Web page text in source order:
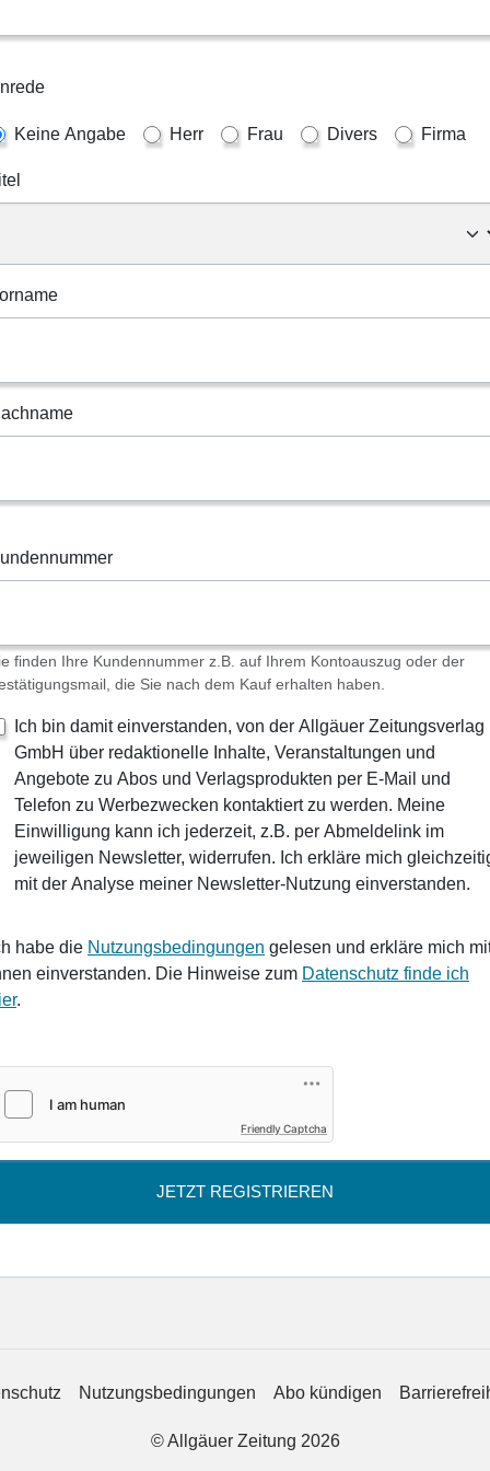
Keine Angabe Herr Frau Divers Firma
finden Ihre Kundennummer z.B. auf Ihrem Kontoauszug oder der
die Sie nach dem Kauf erhalten haben.
Ich bin damit einverstanden, von der Allgäuer Zeitungsverlag
GmbH über redaktionelle Inhalte, Veranstaltungen und
Angebote zu Abos und Verlagsprodukten per E-Mail und
Telefon zu Werbezwecken kontaktiert zu werden. Meine
Einwilligung kann ich jederzeit, z.B. per Abmeldelink im
jeweiligen Newsletter, widerrufen. Ich erkläre mich
mit der Analyse meiner Newsletter-Nutzung einverstanden.
habe die Nutzungsbedingungen gelesen und erkläre mich
einverstanden. Die Hinweise zum Datenschutz finde ich
.
Friendly Captcha
JETZT REGISTRIEREN
Nutzungsbedingungen Abo kündigen
© Allgäuer Zeitung 2026